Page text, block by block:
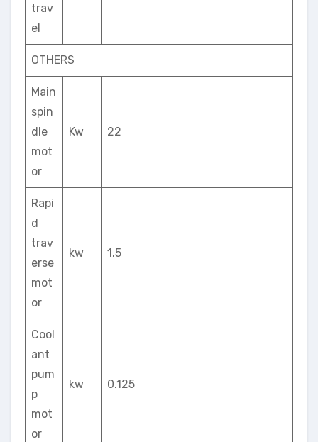
trav
el
OTHERS
Main
spin
dle
mot
or
Kw 22
Rapi
d
trav
erse
mot
or
kw 1.5
Cool
ant
pum
p
mot
or
kw 0.125